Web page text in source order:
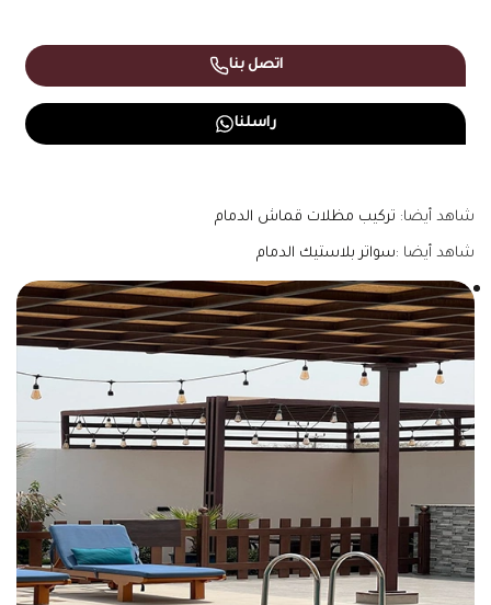
اتصل بنا
راسلنا
شاهد أيضا: تركيب مظلات قماش الدمام
شاهد أيضا :سواتر بلاستيك الدمام